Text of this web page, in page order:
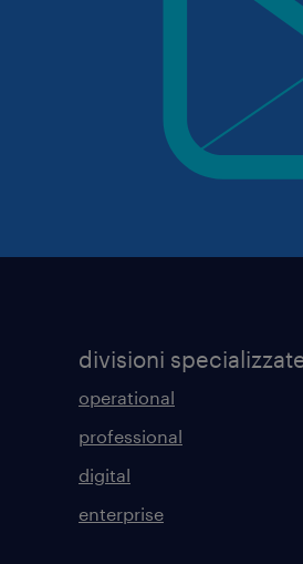
divisioni
operational
professional
digital
enterprise